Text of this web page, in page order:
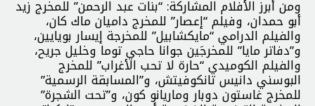
ومن أبرز الأفلام المشاركة: “بنات عبد الرحمن” للمخرج زيد
أبو حمدان، وفيلم “إعصار” للمخرج داميان ماك كان،
والفيلم الدرامي “مايكشابيل” للمخرجة إيسار بويايين،
و”دفاتر مايا” للمخرجَين جوانا حاجي توما وخليل جريح،
والفيلم الكوميدي “حارة لا تحب الأغراب” للمخرج
البوسني دانيس تانكوفيتش، و”المسابقة الرسمية”
للمخرج غاستون دوبار وماريانو كون، و”تحت الشجرة”